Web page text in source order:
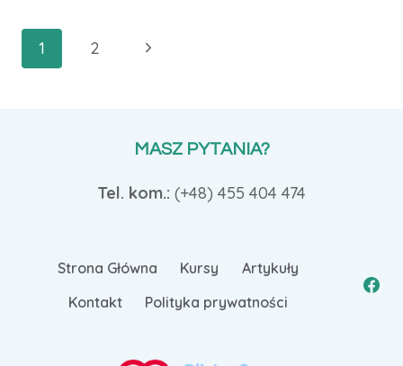
Nawigacja
1 2
Następna
MASZ PYTANIA?
Tel. kom.: (+48) 455 404 474
Strona Główna Kursy
Artykuły
Kontakt
Polityka prywatności